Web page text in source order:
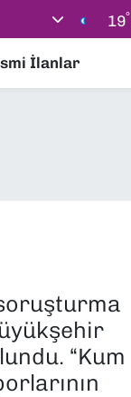
19°
İlanlar
“Kum